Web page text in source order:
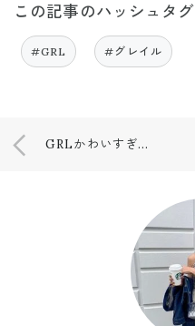
この記事のハッシュタグ
#GRL #グレイル
GRLかわいすぎトップスとスカート🤍💙